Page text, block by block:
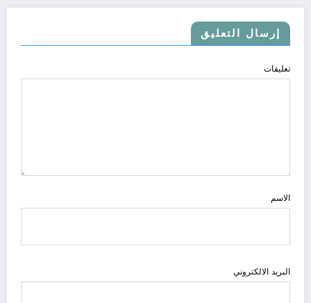
إرسال التعليق
تعليقات
الاسم
البريد الالكتروني